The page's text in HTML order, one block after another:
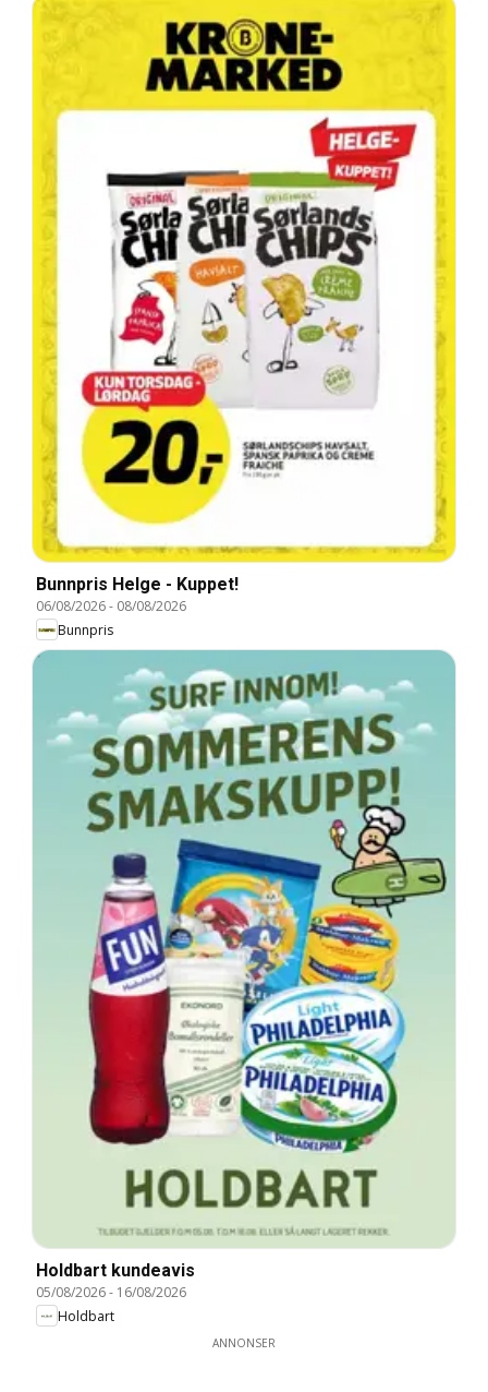
Bunnpris Helge - Kuppet!
06/08/2026- 08/08/2026
Bunnpris
Holdbart kundeavis
05/08/2026- 16/08/2026
Holdbart
ANNONSER